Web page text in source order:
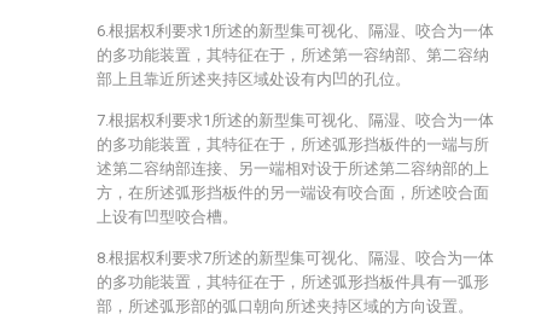
6.根据权利要求1所述的新型集可视化、隔湿、咬合为一体
的多功能装置，其特征在于，所述第一容纳部、第二容纳
部上且靠近所述夹持区域处设有内凹的孔位。
7.根据权利要求1所述的新型集可视化、隔湿、咬合为一体
的多功能装置，其特征在于，所述弧形挡板件的一端与所
述第二容纳部连接、另一端相对设于所述第二容纳部的上
方，在所述弧形挡板件的另一端设有咬合面，所述咬合面
上设有凹型咬合槽。
8.根据权利要求7所述的新型集可视化、隔湿、咬合为一体
的多功能装置，其特征在于，所述弧形挡板件具有一弧形
部，所述弧形部的弧口朝向所述夹持区域的方向设置。